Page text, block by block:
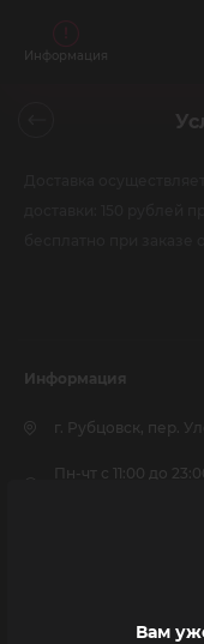
Информация
Информация
г. Рубцовск, пер.
Пн-чт с 11:00 до
Вам